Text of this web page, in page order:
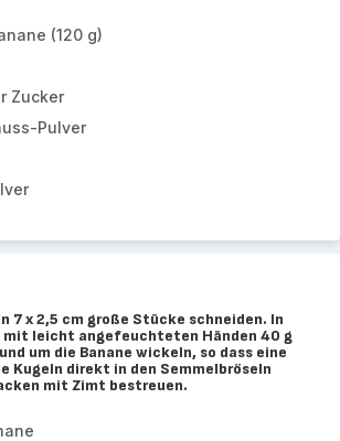
(120 g)
Zucker
Pulver
7 x 2,5 cm große Stücke schneiden. In
mit leicht angefeuchteten Händen 40 g
um die Banane wickeln, so dass eine
Kugeln direkt in den Semmelbröseln
mit Zimt bestreuen.